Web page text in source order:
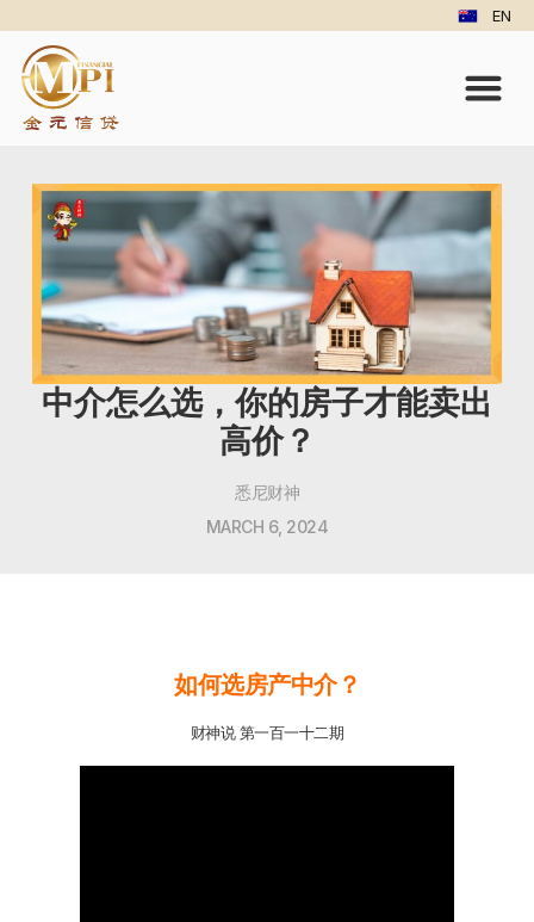
EN
中介怎么选，你的房子才能卖出
高价？
悉尼财神
MARCH 6, 2024
如何选房产中介？
财神说 第一百一十二期